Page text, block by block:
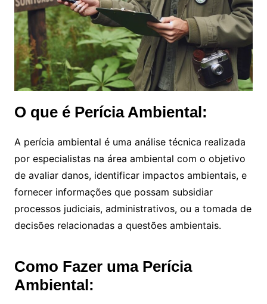
O que é Perícia Ambiental:
A perícia ambiental é uma análise técnica realizada
por especialistas na área ambiental com o objetivo
de avaliar danos, identificar impactos ambientais, e
fornecer informações que possam subsidiar
processos judiciais, administrativos, ou a tomada de
decisões relacionadas a questões ambientais.
Como Fazer uma Perícia
Ambiental: